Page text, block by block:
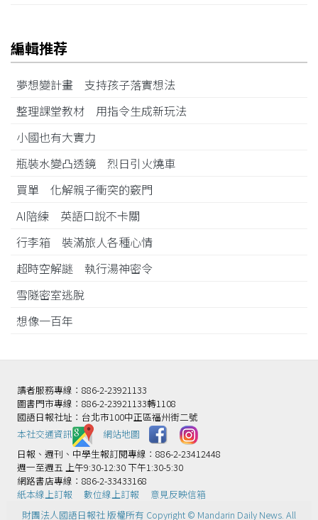
編輯推荐
夢想變計畫 支持孩子落實想法
整理課堂教材 用指令生成新玩法
小國也有大實力
瓶裝水變凸透鏡 烈日引火燒車
買單 化解親子衝突的竅門
AI陪練 英語口說不卡關
行李箱 裝滿旅人各種心情
超時空解謎 執行湯神密令
雪隧密室逃脫
想像一百年
讀者服務專線：886-2-23921133
圖書門市專線：886-2-23921133轉1108
國語日報社址：台北市100中正區福州街二號
本社交通資訊️
網站地圖
日報、週刊、中學生報訂閱專線：886-2-23412448
週一至週五 上午9:30-12:30 下午1:30-5:30
網路書店專線：886-2-33433168
紙本線上訂報
數位線上訂報
意見反映信箱
財團法人國語日報社 版權所有 Copyright © Mandarin Daily News. All